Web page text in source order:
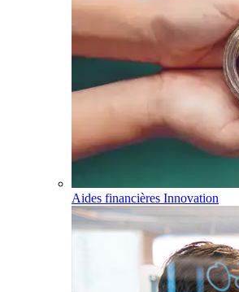
Aides financières Innovation